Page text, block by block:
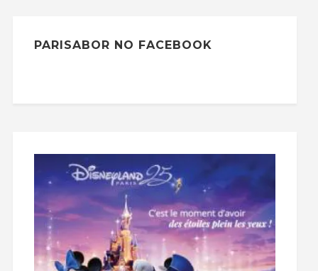
PARISABOR NO FACEBOOK